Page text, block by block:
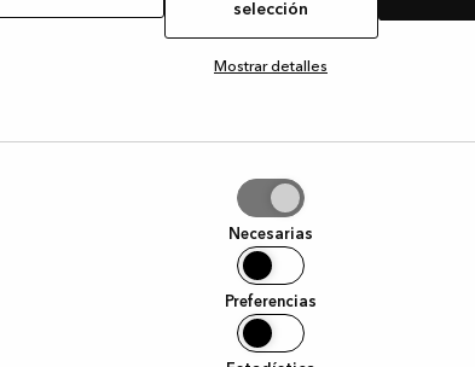
selección
Mostrar detalles
Necesarias
Preferencias